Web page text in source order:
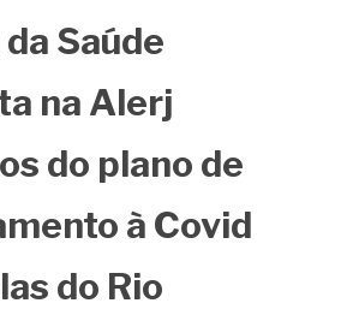
Saúde
na Alerj
do plano de
à Covid
do Rio